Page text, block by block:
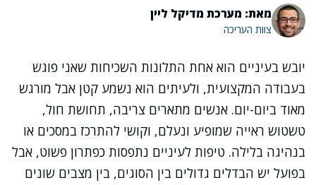
מאת: מערכת מדיקל ליין
צוות העריכה
יובש בעיניים הוא אחת התלונות השכיחות שאני פוגש
בעבודה המקצועית, ולעיתים הוא נשמע קטן אבל מורגש
מאוד ביום-יום. אנשים מתארים צריבה, תחושת חול,
טשטוש ראייה שמופיע ונעלם, וקושי להתרכז במסכים או
בנהיגה בלילה. טיפות לעיניים נתפסות כפתרון פשוט, אבל
בפועל יש הבדלים גדולים בין הסוגים, בין מצבים שונים